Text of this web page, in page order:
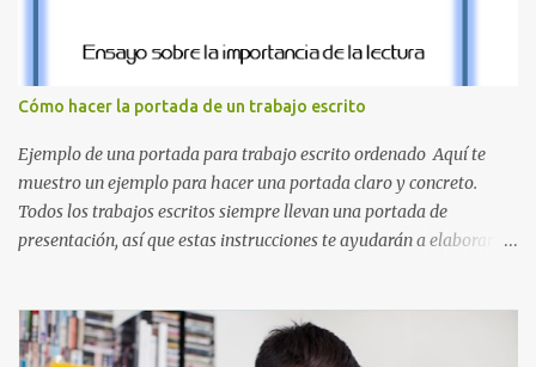
la Q en amarillo brillante, junto con la N y la P en un verde
inspirado en los niveles de los juegos. Formas icónicas : No te
pierdas la letra O , diseñada con ese estilo geométrico tan carac...
Cómo hacer la portada de un trabajo escrito
Ejemplo de una portada para trabajo escrito ordenado Aquí te
muestro un ejemplo para hacer una portada claro y concreto.
Todos los trabajos escritos siempre llevan una portada de
presentación, así que estas instrucciones te ayudarán a elaborar
compartir el enlace de este artículo para que así como a ti también
ellos se puedan guiar con esta explicación. Los datos esenciales